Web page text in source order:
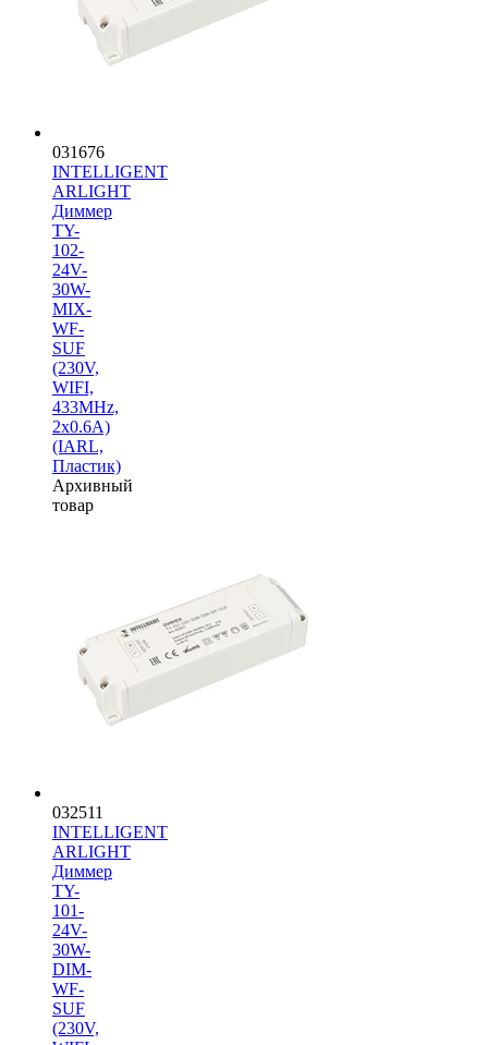
031676
INTELLIGENT
ARLIGHT
Диммер
TY-
102-
24V-
30W-
MIX-
WF-
SUF
(230V,
WIFI,
433MHz,
2x0.6A)
(IARL,
Пластик)
Архивный
товар
032511
INTELLIGENT
ARLIGHT
Диммер
TY-
101-
24V-
30W-
DIM-
WF-
SUF
(230V,